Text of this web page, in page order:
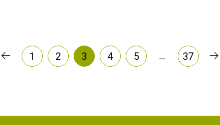
1 2 3 4 5 … 37